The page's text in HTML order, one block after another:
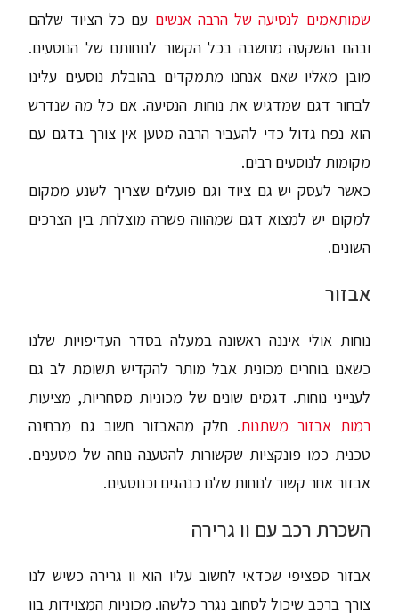
שמותאמים לנסיעה של הרבה אנשים עם כל הציוד שלהם
ובהם הושקעה מחשבה בכל הקשור לנוחותם של הנוסעים.
מובן מאליו שאם אנחנו מתמקדים בהובלת נוסעים עלינו
לבחור דגם שמדגיש את נוחות הנסיעה. אם כל מה שנדרש
הוא נפח גדול כדי להעביר הרבה מטען אין צורך בדגם עם
מקומות לנוסעים רבים.
כאשר לעסק יש גם ציוד וגם פועלים שצריך לשנע ממקום
למקום יש למצוא דגם שמהווה פשרה מוצלחת בין הצרכים
השונים.
אבזור
נוחות אולי איננה ראשונה במעלה בסדר העדיפויות שלנו
כשאנו בוחרים מכונית אבל מותר להקדיש תשומת לב גם
לענייני נוחות. דגמים שונים של מכוניות מסחריות, מציעות
רמות אבזור משתנות. חלק מהאבזור חשוב גם מבחינה
טכנית כמו פונקציות שקשורות להטענה נוחה של מטענים.
אבזור אחר קשור לנוחות שלנו כנהגים וכנוסעים.
השכרת רכב עם וו גרירה
אבזור ספציפי שכדאי לחשוב עליו הוא וו גרירה כשיש לנו
צורך ברכב שיכול לסחוב נגרר כלשהו. מכוניות המצוידות בוו